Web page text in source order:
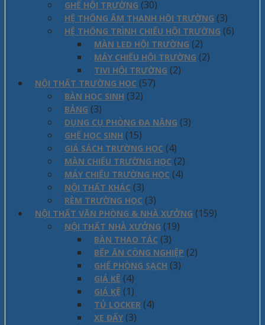
GHẾ HỘI TRƯỜNG (30)
HỆ THỐNG ÂM THANH HỘI TRƯỜNG (3)
HỆ THỐNG TRÌNH CHIẾU HỘI TRƯỜNG (6)
MÀN LED HỘI TRƯỜNG (2)
MÁY CHIẾU HỘI TRƯỜNG (2)
TIVI HỘI TRƯỜNG (2)
NỘI THẤT TRƯỜNG HỌC (57)
BÀN HỌC SINH (32)
BẢNG (3)
DỤNG CỤ PHÒNG ĐA NĂNG (3)
GHẾ HỌC SINH (15)
GIÁ SÁCH TRƯỜNG HỌC (4)
MÀN CHIẾU TRƯỜNG HỌC (2)
MÁY CHIẾU TRƯỜNG HỌC (4)
NỘI THẤT KHÁC (3)
RÈM TRƯỜNG HỌC (3)
NỘI THẤT VĂN PHÒNG & NHÀ XƯỞNG (159)
NỘI THẤT NHÀ XƯỞNG (19)
BÀN THAO TÁC (3)
BẾP ĂN CÔNG NGHIỆP (2)
GHẾ PHÒNG SẠCH (3)
GIÁ KÊ (4)
GIÁ KỆ (1)
TỦ LOCKER (4)
XE ĐẨY (3)